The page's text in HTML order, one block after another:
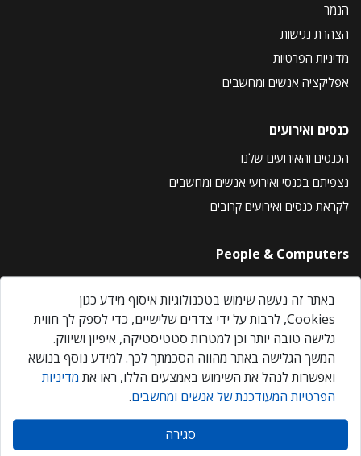
הנמר
הצהרת נגישות
מדיניות הפרטיות
אפליקציה אנשים ומחשבים
כנסים ואירועים
הכנסים והאירועים שלנו
נצפיתם בכנסי ואירועי אנשים ומחשבים
לקראת כנסים ואירועים קרובים
People & Computers
About Us
Privacy Policy
Contact Us
Our Events
אנשים ומחשבים © 2026 – כל הזכויות שמורות
באתר זה נעשה שימוש בטכנולוגיות איסוף מידע כגון
Cookies, לרבות על ידי צדדים שלישיים, כדי לספק לך חווית
גלישה טובה יותר וכן למטרות סטטיסטיקה, איפיון ושיווק.
המשך הגלישה באתר מהווה הסכמתך לכך. למידע נוסף בנושא
ואפשרות לנהל את השימוש באמצעים הללו, ראו את מדיניות
הפרטיות המעודכנת של אנשים ומחשבים.
סגירה